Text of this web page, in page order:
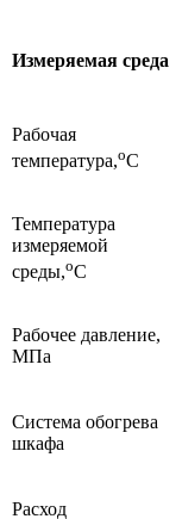
Измеряемая среда
Рабочая
температура,oC
Температура
измеряемой
среды,oC
Рабочее давление,
МПа
Система обогрева
шкафа
Расход